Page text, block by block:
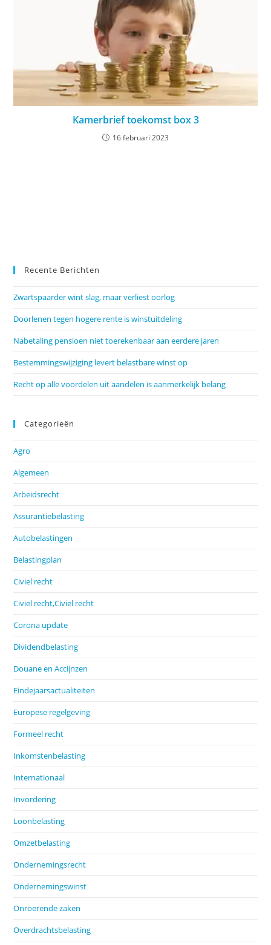
Kamerbrief toekomst box 3
16 februari 2023
Recente Berichten
Zwartspaarder wint slag, maar verliest oorlog
Doorlenen tegen hogere rente is winstuitdeling
Nabetaling pensioen niet toerekenbaar aan eerdere jaren
Bestemmingswijziging levert belastbare winst op
Recht op alle voordelen uit aandelen is aanmerkelijk belang
Categorieën
Agro
Algemeen
Arbeidsrecht
Assurantiebelasting
Autobelastingen
Belastingplan
Civiel recht
Civiel recht,Civiel recht
Corona update
Dividendbelasting
Douane en Accijnzen
Eindejaarsactualiteiten
Europese regelgeving
Formeel recht
Inkomstenbelasting
Internationaal
Invordering
Loonbelasting
Omzetbelasting
Ondernemingsrecht
Ondernemingswinst
Onroerende zaken
Overdrachtsbelasting